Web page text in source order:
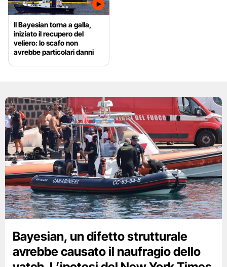
Il Bayesian torna a galla,
iniziato il recupero del
veliero: lo scafo non
avrebbe particolari danni
Bayesian, un difetto strutturale
avrebbe causato il naufragio dello